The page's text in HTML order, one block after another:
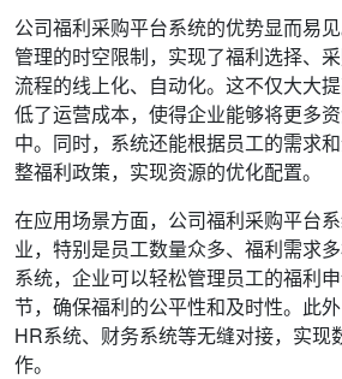
公司福利采购平台系统的优势显而易
管理的时空限制，实现了福利选择、
流程的线上化、自动化。这不仅大大
低了运营成本，使得企业能够将更多
中。同时，系统还能根据员工的需求
整福利政策，实现资源的优化配置。
在应用场景方面，公司福利采购平台
业，特别是员工数量众多、福利需求
系统，企业可以轻松管理员工的福利
节，确保福利的公平性和及时性。此
HR系统、财务系统等无缝对接，实现
作。